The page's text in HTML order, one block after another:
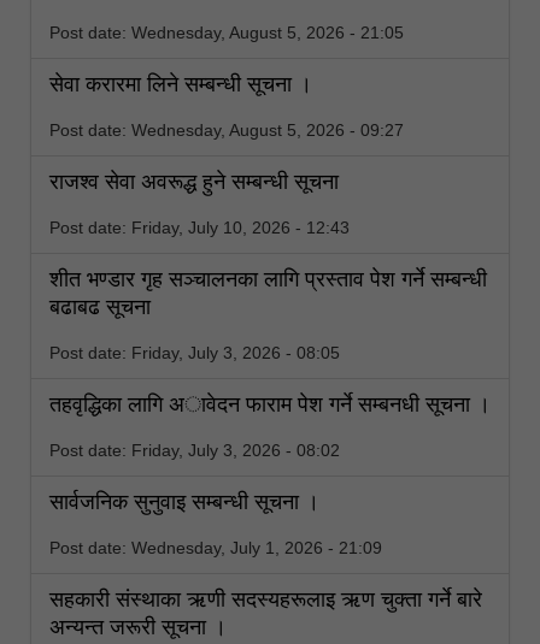
Post date: Wednesday, August 5, 2026 - 21:05
सेवा करारमा लिने सम्बन्धी सूचना ।
Post date: Wednesday, August 5, 2026 - 09:27
राजश्व सेवा अवरूद्ध हुने सम्बन्धी सूचना
Post date: Friday, July 10, 2026 - 12:43
शीत भण्डार गृह सञ्चालनका लागि प्रस्ताव पेश गर्ने सम्बन्धी
बढाबढ सूचना
Post date: Friday, July 3, 2026 - 08:05
तहवृद्धिका लागि अावेदन फाराम पेश गर्ने सम्बनधी सूचना ।
Post date: Friday, July 3, 2026 - 08:02
सार्वजनिक सुनुवाइ सम्बन्धी सूचना ।
Post date: Wednesday, July 1, 2026 - 21:09
सहकारी संस्थाका ऋणी सदस्यहरूलाइ ऋण चुक्ता गर्ने बारे
अन्यन्त जरूरी सूचना ।